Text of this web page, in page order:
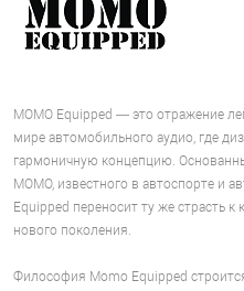
MOMO Equipped — это отражение
мире автомобильного аудио, где
гармоничную концепцию.
MOMO, известного в автоспорте и
Equipped переносит ту же страсть
нового поколения.
Философия Momo Equipped